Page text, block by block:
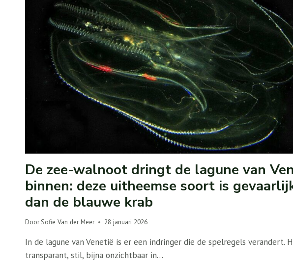
De zee-walnoot dringt de lagune van
binnen: deze uitheemse soort is
dan de blauwe krab
DoorSofie Van der Meer 28 januari 2026
In de lagune van Venetië is er een indringer die de spelregels verandert.
transparant, stil, bijna onzichtbaar in…